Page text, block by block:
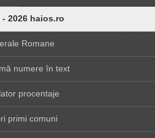
- 2026 haios.ro
Romane
numere în text
procentaje
primi comuni